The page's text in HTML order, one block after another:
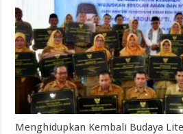
Menghidupkan Kembali Budaya